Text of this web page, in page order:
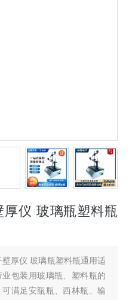
厚仪 玻璃瓶塑料瓶
厚仪 玻璃瓶塑料瓶通用适
包装用玻璃瓶、塑料瓶的
满足安瓿瓶、西林瓶、输